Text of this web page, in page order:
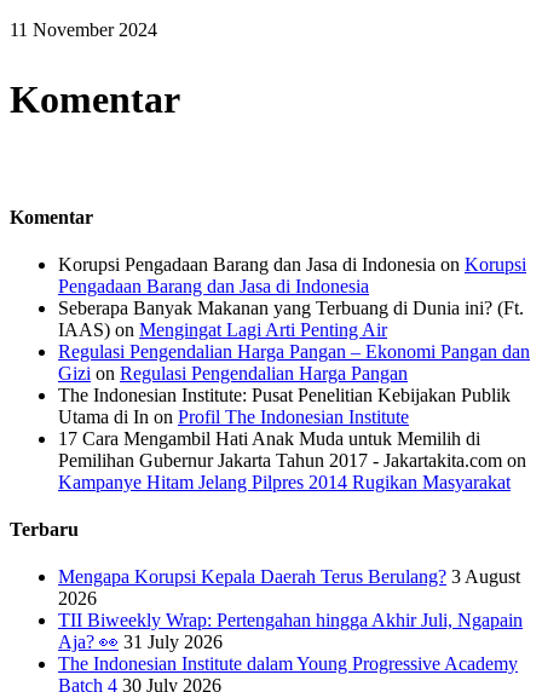
11 November 2024
Komentar
Komentar
Korupsi Pengadaan Barang dan Jasa di Indonesia on Korupsi
Pengadaan Barang dan Jasa di Indonesia
Seberapa Banyak Makanan yang Terbuang di Dunia ini? (Ft.
IAAS) on Mengingat Lagi Arti Penting Air
Regulasi Pengendalian Harga Pangan – Ekonomi Pangan dan
Gizi on Regulasi Pengendalian Harga Pangan
The Indonesian Institute: Pusat Penelitian Kebijakan Publik
Utama di In on Profil The Indonesian Institute
17 Cara Mengambil Hati Anak Muda untuk Memilih di
Pemilihan Gubernur Jakarta Tahun 2017 - Jakartakita.com on
Kampanye Hitam Jelang Pilpres 2014 Rugikan Masyarakat
Terbaru
Mengapa Korupsi Kepala Daerah Terus Berulang? 3 August
2026
TII Biweekly Wrap: Pertengahan hingga Akhir Juli, Ngapain
Aja? 👀 31 July 2026
The Indonesian Institute dalam Young Progressive Academy
Batch 4 30 July 2026